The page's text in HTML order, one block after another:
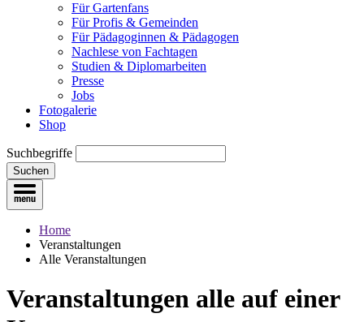
Für Gartenfans
Für Profis & Gemeinden
Für Pädagoginnen & Pädagogen
Nachlese von Fachtagen
Studien & Diplomarbeiten
Presse
Jobs
Fotogalerie
Shop
Suchbegriffe
Suchen
Home
Veranstaltungen
Alle Veranstaltungen
Veranstaltungen alle auf einer